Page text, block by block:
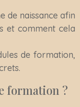
de naissance afin
et comment cela
de formation,
formation ?